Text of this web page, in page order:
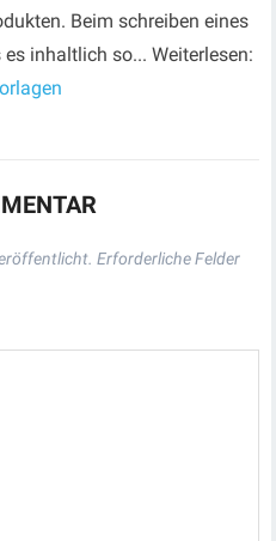
Beim schreiben eines
inhaltlich so... Weiterlesen:
Erforderliche Felder